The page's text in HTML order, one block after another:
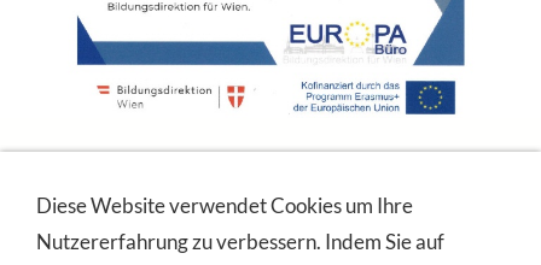
Impressum Datenschutz Sitemap Cookies
Diese Website verwendet Cookies um Ihre
Nutzererfahrung zu verbessern. Indem Sie auf